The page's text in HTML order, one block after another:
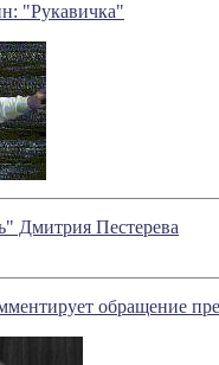
"Рукавичка"
Дмитрия Пестерева
обращение